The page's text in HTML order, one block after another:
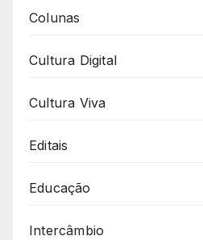
Colunas
Cultura Digital
Cultura Viva
Editais
Educação
Intercâmbio